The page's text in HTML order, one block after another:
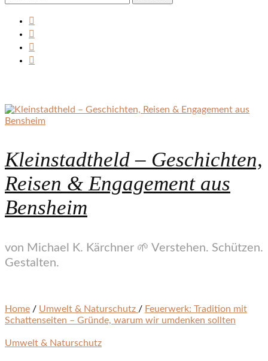
nach:
Kleinstadtheld – Geschichten,
Reisen & Engagement aus
Bensheim
von Michael K. Kärchner 🌱 Verstehen. Schützen.
Gestalten.
Home / Umwelt & Naturschutz / Feuerwerk: Tradition mit
Schattenseiten – Gründe, warum wir umdenken sollten
Umwelt & Naturschutz